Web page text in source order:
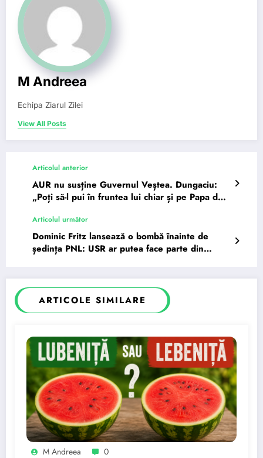
M Andreea
Echipa Ziarul Zilei
View All Posts
Articolul anterior
AUR nu susține Guvernul Veștea. Dungaciu:
„Poți să-l pui în fruntea lui chiar și pe Papa de
Articolul următor
Dominic Fritz lansează o bombă înainte de
ședința PNL: USR ar putea face parte din
ARTICOLE SIMILARE
M Andreea 0